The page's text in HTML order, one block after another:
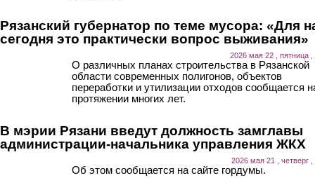
Рязанский губернатор по теме мусора: «Для
сегодня это практически вопрос выживания»
2026 мая 22 , пятница ,
О различных планах строительства в Рязанской
области современных полигонов, объектов
переработки и утилизации отходов сообщается
протяжении многих лет.
В мэрии Рязани введут должность замглавы
администрации-начальника управления ЖКХ
2026 мая 21 , четверг ,
Об этом сообщается на сайте гордумы.